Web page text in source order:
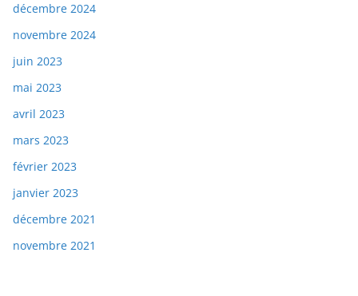
décembre 2024
novembre 2024
juin 2023
mai 2023
avril 2023
mars 2023
février 2023
janvier 2023
décembre 2021
novembre 2021